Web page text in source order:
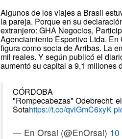
Algunos de los viajes a Brasil
la pareja. Porque en su
extranjero: GHA Negocios,
Agenciamiento Esportivo Ltda.
figura como socia de Arribas. La
mil reales. Y según publicó el
aumentó su capital a 9,1 millones
CÓRDOBA
"Rompecabezas" Odebrecht:
Sotahttps://t.co/qviGmC6xyK
— En Orsai (@EnOrsai)